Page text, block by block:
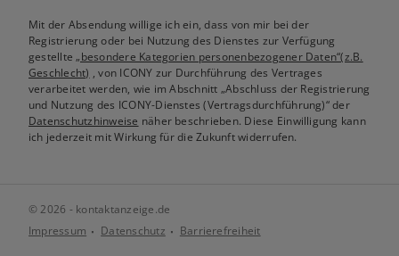
Mit der Absendung willige ich ein, dass von mir bei der
Registrierung oder bei Nutzung des Dienstes zur Verfügung
gestellte„besondere Kategorien personenbezogener Daten“(z.B.
Geschlecht) , von ICONY zur Durchführung des Vertrages
verarbeitet werden, wie im Abschnitt „Abschluss der Registrierung
und Nutzung des ICONY-Dienstes (Vertragsdurchführung)“ der
Datenschutzhinweise näher beschrieben. Diese Einwilligung kann
ich jederzeit mit Wirkung für die Zukunft widerrufen.
© 2026 - kontaktanzeige.de
Impressum
Datenschutz Barrierefreiheit